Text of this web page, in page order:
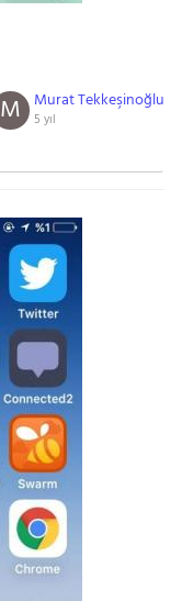
Murat Tekkeşinoğlu
5 yıl
M